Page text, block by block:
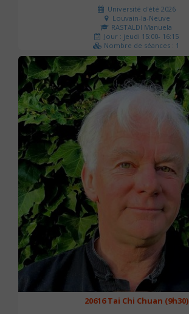
Université d'été 2026
Louvain-la-Neuve
RASTALDI Manuela
Jour : jeudi 15:00- 16:15
Nombre de séances : 1
0 €
20616 Tai Chi Chuan (9h30)